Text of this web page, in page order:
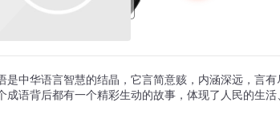
是中华语言智慧的结晶，它言简意赅，内涵深远，言有
成语背后都有一个精彩生动的故事，体现了人民的生活